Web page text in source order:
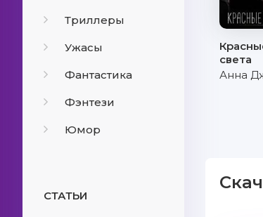
Триллеры
Ужасы
Фантастика
Фэнтези
Юмор
СТАТЬИ
света
Анна